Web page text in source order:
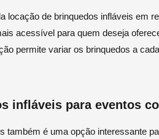
locação de brinquedos infláveis em
acessível para quem deseja
permite variar os brinquedos a
infláveis para eventos
também é uma opção interessante